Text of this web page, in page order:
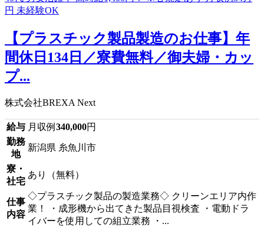
【プラスチック製品製造のお仕事】年
間休日134日／寮費無料／御夫婦・カッ
プ...
株式会社BREXA Next
給与 月収例 340,000円
勤務
地
新潟県 糸魚川市
寮・
社宅
あり（無料）
仕事
内容
◇プラスチック製品の製造業務◇ クリーンエリア内作
業！ ・成形機から出てきた製品目視検査 ・電動ドラ
イバーを使用しての組立業務 ・...